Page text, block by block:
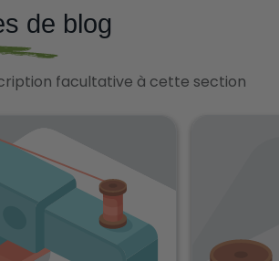
de blog
facultative à cette section